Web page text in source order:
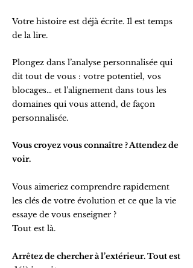
Votre histoire est déjà écrite. Il est temps
de la lire.
Plongez dans l’analyse personnalisée qui
dit tout de vous : votre potentiel, vos
blocages… et l’alignement dans tous les
domaines qui vous attend, de façon
personnalisée.
Vous croyez vous connaître ? Attendez de
voir.
Vous aimeriez comprendre rapidement
les clés de votre évolution et ce que la vie
essaye de vous enseigner ?
Tout est là.
Arrêtez de chercher à l’extérieur. Tout est